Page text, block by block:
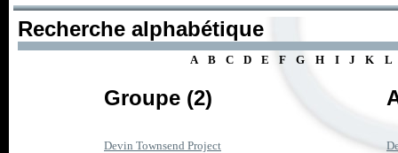
Recherche alphabétique
A B C D E F G H I J K L
Groupe (2)
Devin Townsend Project